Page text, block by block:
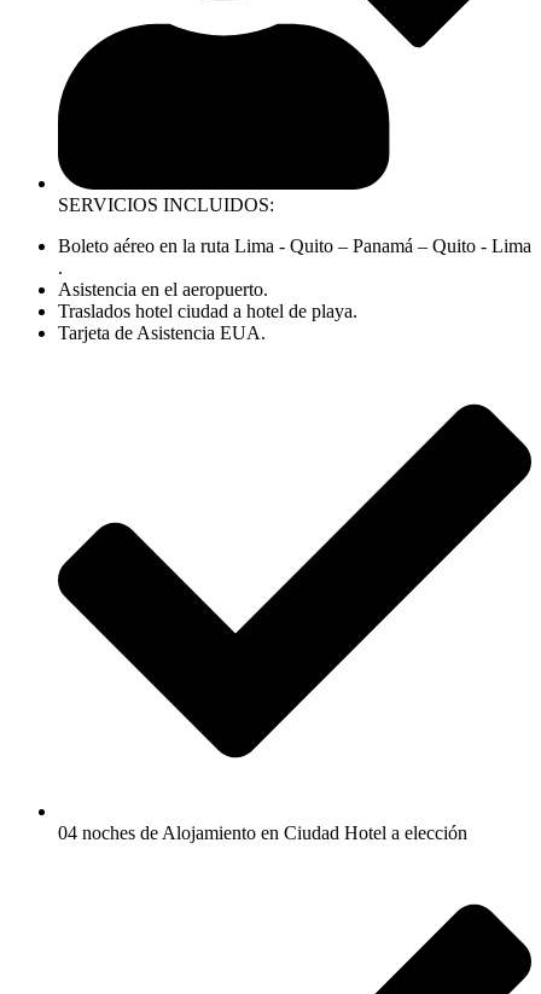
SERVICIOS INCLUIDOS:
Boleto aéreo en la ruta Lima - Quito – Panamá – Quito - Lima
.
Asistencia en el aeropuerto.
Traslados hotel ciudad a hotel de playa.
Tarjeta de Asistencia EUA.
04 noches de Alojamiento en Ciudad Hotel a elección